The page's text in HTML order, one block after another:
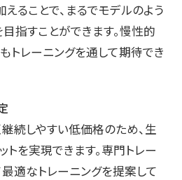
ることで、まるでモデルのよう
指すことができます。慢性的
トレーニングを通して期待でき
続しやすい低価格のため、生
を実現できます。専門トレー
適なトレーニングを提案して